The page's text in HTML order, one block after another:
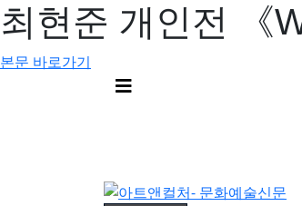
최현준 개인전 《
본문 바로가기
메